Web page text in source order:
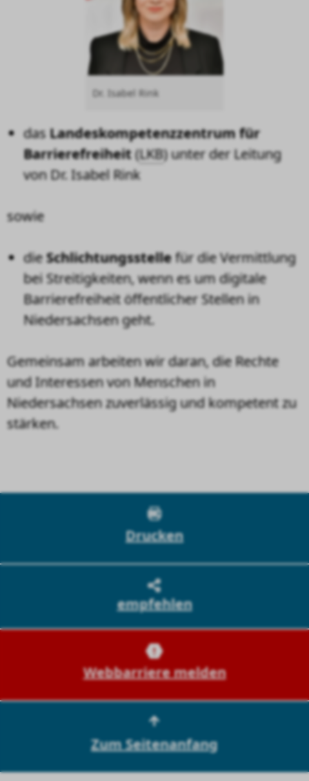
Dr. Isabel Rink
dasLandeskompetenzzentrum für
Barrierefreiheit(LKB) unter der Leitung
von Dr. Isabel Rink
sowie
dieSchlichtungsstellefür die Vermittlung
bei Streitigkeiten, wenn es um digitale
Barrierefreiheit öffentlicher Stellen in
Niedersachsen geht.
Gemeinsam arbeiten wir daran, die Rechte
und Interessen von Menschen in
Niedersachsen zuverlässig und kompetent zu
stärken.
Drucken
empfehlen
Webbarriere melden
Zum Seitenanfang